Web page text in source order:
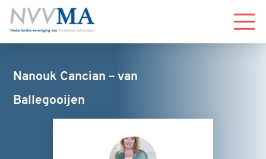
Menu
Nanouk Cancian – van
Ballegooijen